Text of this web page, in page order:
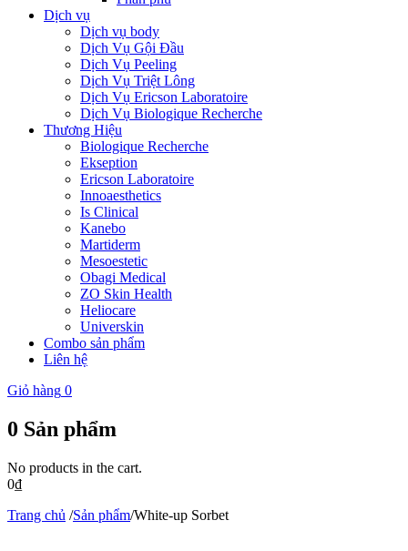
Dịch vụ
Dịch vụ body
Dịch Vụ Gội Đầu
Dịch Vụ Peeling
Dịch Vụ Triệt Lông
Dịch Vụ Ericson Laboratoire
Dịch Vụ Biologique Recherche
Thương Hiệu
Biologique Recherche
Ekseption
Ericson Laboratoire
Innoaesthetics
Is Clinical
Kanebo
Martiderm
Mesoestetic
Obagi Medical
ZO Skin Health
Heliocare
Universkin
Combo sản phẩm
Liên hệ
Giỏ hàng 0
0 Sản phẩm
No products in the cart.
0₫
Trang chủ /Sản phẩm/White-up Sorbet